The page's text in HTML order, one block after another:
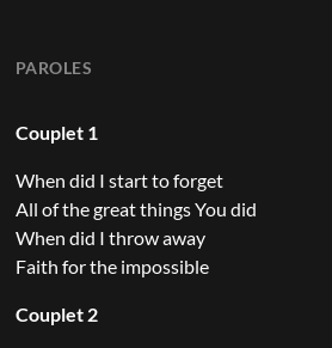
PAROLES
Couplet 1
When did I start to forget
All of the great things You did
When did I throw away
Faith for the impossible
Couplet 2